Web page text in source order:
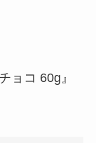
ョコ 60g』